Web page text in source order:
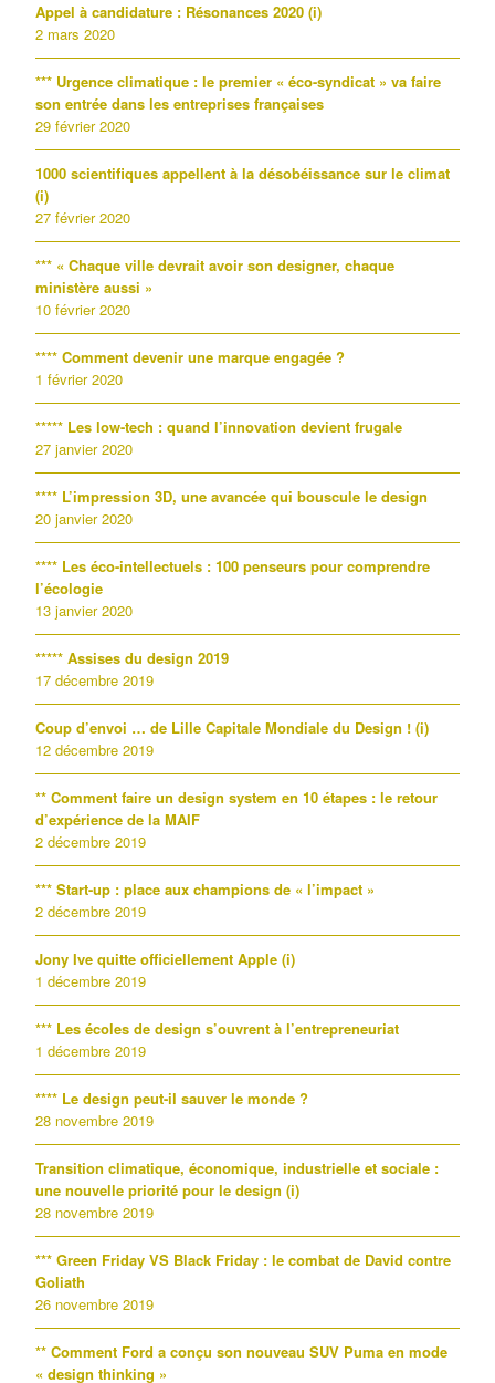
Appel à candidature : Résonances 2020 (i)
2 mars 2020
*** Urgence climatique : le premier « éco-syndicat » va faire
son entrée dans les entreprises françaises
29 février 2020
1000 scientifiques appellent à la désobéissance sur le climat
(i)
27 février 2020
*** « Chaque ville devrait avoir son designer, chaque
ministère aussi »
10 février 2020
**** Comment devenir une marque engagée ?
1 février 2020
***** Les low-tech : quand l’innovation devient frugale
27 janvier 2020
**** L’impression 3D, une avancée qui bouscule le design
20 janvier 2020
**** Les éco-intellectuels : 100 penseurs pour comprendre
l’écologie
13 janvier 2020
***** Assises du design 2019
17 décembre 2019
Coup d’envoi … de Lille Capitale Mondiale du Design ! (i)
12 décembre 2019
** Comment faire un design system en 10 étapes : le retour
d’expérience de la MAIF
2 décembre 2019
*** Start-up : place aux champions de « l’impact »
2 décembre 2019
Jony Ive quitte officiellement Apple (i)
1 décembre 2019
*** Les écoles de design s’ouvrent à l’entrepreneuriat
1 décembre 2019
**** Le design peut-il sauver le monde ?
28 novembre 2019
Transition climatique, économique, industrielle et sociale :
une nouvelle priorité pour le design (i)
28 novembre 2019
*** Green Friday VS Black Friday : le combat de David contre
Goliath
26 novembre 2019
** Comment Ford a conçu son nouveau SUV Puma en mode
« design thinking »